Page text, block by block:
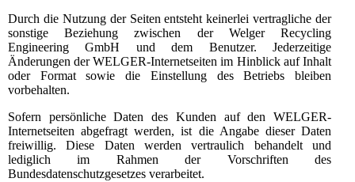
Durch die Nutzung der Seiten entsteht keinerlei vertragliche der
sonstige Beziehung zwischen der Welger Recycling
Engineering GmbH und dem Benutzer. Jederzeitige
Änderungen der WELGER-Internetseiten im Hinblick auf Inhalt
oder Format sowie die Einstellung des Betriebs bleiben
vorbehalten.
Sofern persönliche Daten des Kunden auf den WELGER-
Internetseiten abgefragt werden, ist die Angabe dieser Daten
freiwillig. Diese Daten werden vertraulich behandelt und
lediglich im Rahmen der Vorschriften des
Bundesdatenschutzgesetzes verarbeitet.